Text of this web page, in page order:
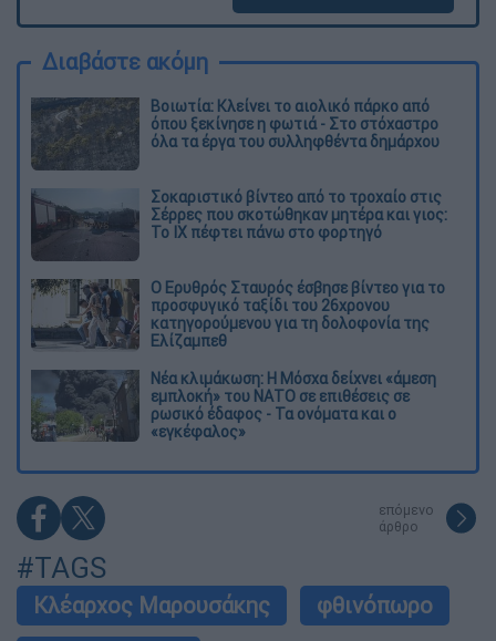
Διαβάστε ακόμη
Βοιωτία: Κλείνει το αιολικό πάρκο από
όπου ξεκίνησε η φωτιά - Στο στόχαστρο
όλα τα έργα του συλληφθέντα δημάρχου
Σοκαριστικό βίντεο από το τροχαίο στις
Σέρρες που σκοτώθηκαν μητέρα και γιος:
Το ΙΧ πέφτει πάνω στο φορτηγό
Ο Ερυθρός Σταυρός έσβησε βίντεο για το
προσφυγικό ταξίδι του 26χρονου
κατηγορούμενου για τη δολοφονία της
Ελίζαμπεθ
Νέα κλιμάκωση: Η Μόσχα δείχνει «άμεση
εμπλοκή» του ΝΑΤΟ σε επιθέσεις σε
ρωσικό έδαφος - Τα ονόματα και ο
«εγκέφαλος»
επόμενο
άρθρο
#TAGS
Κλέαρχος Μαρουσάκης
φθινόπωρο